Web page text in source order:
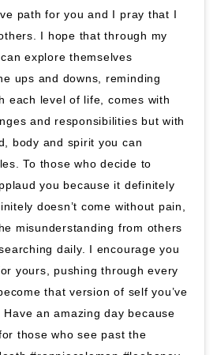
path for you and I pray that I
I hope that through my
explore themselves
ups and downs, reminding
each level of life, comes with
and responsibilities but with
body and spirit you can
To those who decide to
you because it definitely
doesn’t come without pain,
misunderstanding from others
daily. I encourage you
yours, pushing through every
that version of self you’ve
an amazing day because
those who see past the